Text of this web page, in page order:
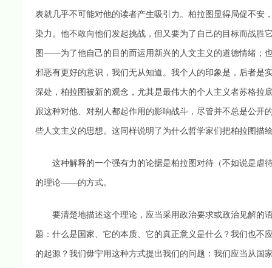
表就几乎不可能对他的读者产生吸引力。柏拉图显得局促不安
染力。他不敢向他们发起挑战，但又要为了自己的目标而战胜
图——为了他自己的目的而运用新兴的人文主义的道德情绪；
邪恶有更好的意识，我们无从知道。我个人的印象是，后者是
深处，柏拉图被新的观念，尤其是最伟大的个人主义者苏格拉
跟这种对他、对别人都起作用的影响战斗，尽管并不总是公
些人文主义的思想。这同样说明了为什么哲学家们把柏拉图描
这种解释的一个强有力的论据是柏拉图对待（不如说是虐
的理论——的方式。
要清楚地描述这个理论，应当采用政治要求或政治见解的
题：什么是国家、它的本质、它的真正意义是什么？我们也不
的起源？我们毋宁用这种方式提出我们的问题：我们应当从